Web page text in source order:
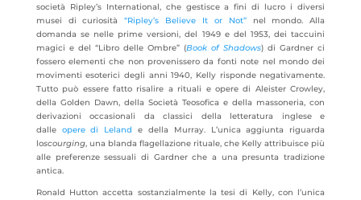
società Ripley’s International, che gestisce a fini di lucro i diversi
musei di curiosità“Ripley’s Believe It or Not”
nel mondo. Alla
domanda se nelle prime versioni, del 1949 e del 1953, dei taccuini
magici e del “Libro delle Ombre” (Book of Shadows) di Gardner ci
fossero elementi che non provenissero da fonti note nel mondo dei
movimenti esoterici degli anni 1940, Kelly risponde negativamente.
Tutto può essere fatto risalire a rituali e opere di Aleister Crowley,
della Golden Dawn, della Società Teosofica e della massoneria, con
derivazioni occasionali da classici della letteratura inglese e
dalle opere di Leland e della Murray. L’unica aggiunta riguarda
loscourging, una blanda flagellazione rituale, che Kelly attribuisce più
alle preferenze sessuali di Gardner che a una presunta tradizione
antica.
Ronald Hutton accetta sostanzialmente la tesi di Kelly, con l’unica